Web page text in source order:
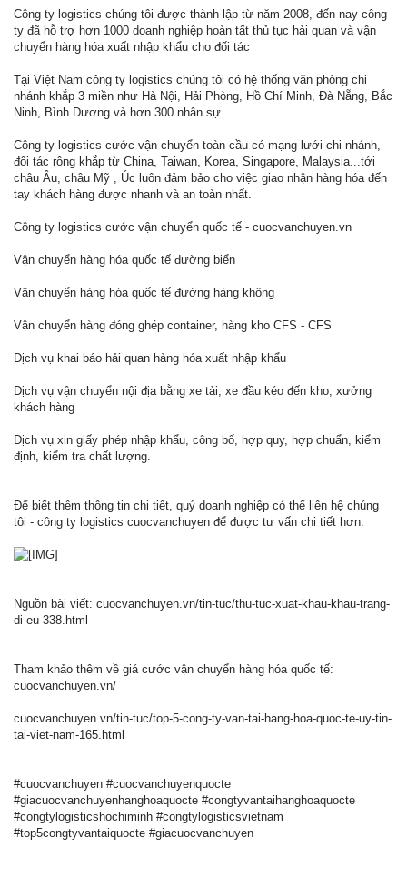
Công ty logistics chúng tôi được thành lập từ năm 2008, đến nay công
ty đã hỗ trợ hơn 1000 doanh nghiệp hoàn tất thủ tục hải quan và vận
chuyển hàng hóa xuất nhập khẩu cho đối tác
Tại Việt Nam công ty logistics chúng tôi có hệ thống văn phòng chi
nhánh khắp 3 miền như Hà Nội, Hải Phòng, Hồ Chí Minh, Đà Nẵng, Bắc
Ninh, Bình Dương và hơn 300 nhân sự
Công ty logistics cước vận chuyển toàn cầu có mạng lưới chi nhánh,
đối tác rộng khắp từ China, Taiwan, Korea, Singapore, Malaysia...tới
châu Âu, châu Mỹ , Úc luôn đảm bảo cho việc giao nhận hàng hóa đến
tay khách hàng được nhanh và an toàn nhất.
Công ty logistics cước vận chuyển quốc tế - cuocvanchuyen.vn
Vận chuyển hàng hóa quốc tế đường biển
Vận chuyển hàng hóa quốc tế đường hàng không
Vận chuyển hàng đóng ghép container, hàng kho CFS - CFS
Dịch vụ khai báo hải quan hàng hóa xuất nhập khẩu
Dịch vụ vận chuyển nội địa bằng xe tải, xe đầu kéo đến kho, xưởng
khách hàng
Dịch vụ xin giấy phép nhập khẩu, công bố, hợp quy, hợp chuẩn, kiểm
định, kiểm tra chất lượng.
Để biết thêm thông tin chi tiết, quý doanh nghiệp có thể liên hệ chúng
tôi - công ty logistics cuocvanchuyen để được tư vấn chi tiết hơn.
Nguồn bài viết: cuocvanchuyen.vn/tin-tuc/thu-tuc-xuat-khau-khau-trang-
di-eu-338.html
Tham khảo thêm về giá cước vận chuyển hàng hóa quốc tế:
cuocvanchuyen.vn/
cuocvanchuyen.vn/tin-tuc/top-5-cong-ty-van-tai-hang-hoa-quoc-te-uy-tin-
tai-viet-nam-165.html
#cuocvanchuyen #cuocvanchuyenquocte
#giacuocvanchuyenhanghoaquocte #congtyvantaihanghoaquocte
#congtylogisticshochiminh #congtylogisticsvietnam
#top5congtyvantaiquocte #giacuocvanchuyen